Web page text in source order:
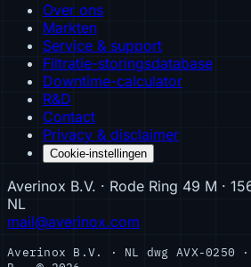
Over ons
Markten
Service & support
Filtratie-storingsdatabase
Downtime-calculator
R&D
Contact
Privacy & disclaimer
Cookie-instellingen
Averinox B.V. · Rode Ring 49 M ·
NL
mail@averinox.com
Averinox B.V. · NL dwg AVX-0250